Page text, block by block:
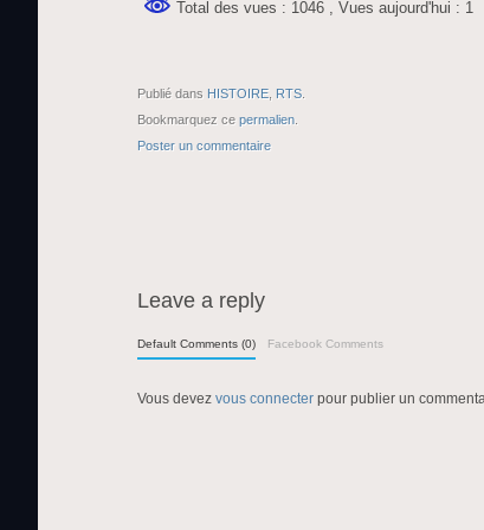
Total des vues : 1046 , Vues aujourd'hui : 1
Publié dans HISTOIRE, RTS.
Bookmarquez ce permalien.
Poster un commentaire
Leave a reply
Default Comments (0) Facebook Comments
Vous devez vous connecter pour publier un